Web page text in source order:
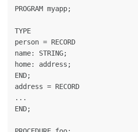
PROGRAM myapp;
TYPE
person = RECORD
name: STRING;
home: address;
END;
address = RECORD
...
END;